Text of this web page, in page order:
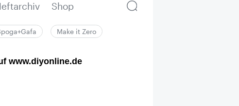
Shop
Make it Zero